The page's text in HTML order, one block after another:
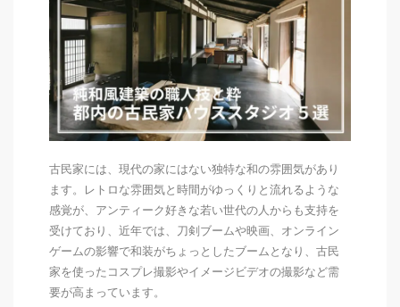
古民家には、現代の家にはない独特な和の雰囲気があり
ます。レトロな雰囲気と時間がゆっくりと流れるような
感覚が、アンティーク好きな若い世代の人からも支持を
受けており、近年では、刀剣ブームや映画、オンライン
ゲームの影響で和装がちょっとしたブームとなり 、古民
家を使ったコスプレ撮影やイメージビデオの撮影など需
要が高まっています。